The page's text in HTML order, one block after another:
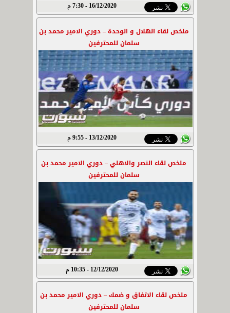
16/12/2020 - 7:30 م
ملخص لقاء الهلال و الوحدة – دوري الامير محمد بن
سلمان للمحترفين
13/12/2020 - 9:55 م
ملخص لقاء النصر والاهلي – دوري الامير محمد بن
سلمان للمحترفين
12/12/2020 - 10:35 م
ملخص لقاء الاتفاق و ضمك – دوري الامير محمد بن
سلمان للمحترفين